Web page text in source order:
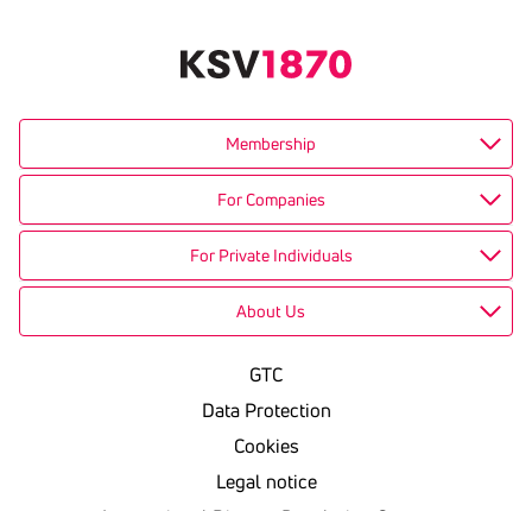
Membership
For Companies
For Private Individuals
About Us
GTC
Data Protection
Cookies
Legal notice